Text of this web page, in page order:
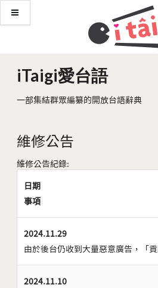
iTaigi愛台語
一部集結群眾編纂的開放台語辭典
維修公告
維修公告紀錄:
日期
事項
2024.11.29
由於後台仍收到大量惡意廣告，「
2024.11.10